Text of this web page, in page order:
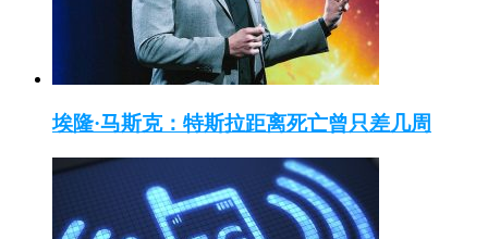
埃隆·马斯克：特斯拉距离死亡曾只差几周